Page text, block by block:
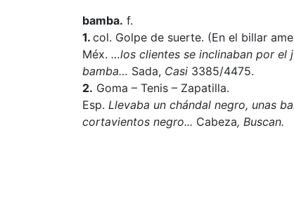
bamba. f.
1. col. Golpe de suerte. (En el billar
Méx. …los clientes se inclinaban por el
bamba… Sada, Casi 3385/4475.
2. Goma – Tenis – Zapatilla.
Esp. Llevaba un chándal negro, unas
cortavientos negro... Cabeza, Buscan.